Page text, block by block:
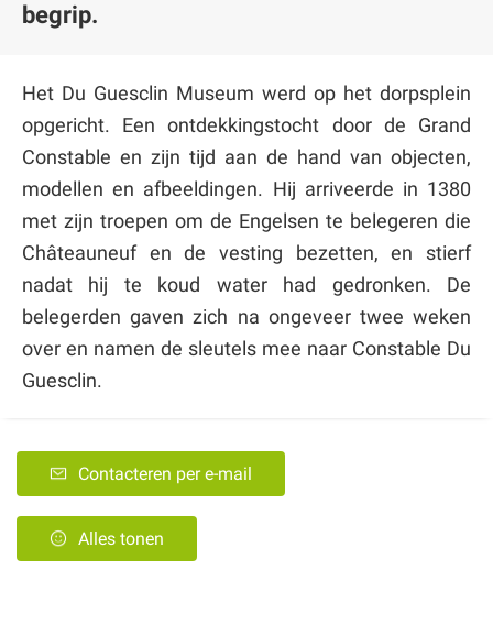
begrip.
Het Du Guesclin Museum werd op het dorpsplein
opgericht. Een ontdekkingstocht door de Grand
Constable en zijn tijd aan de hand van objecten,
modellen en afbeeldingen. Hij arriveerde in 1380
met zijn troepen om de Engelsen te belegeren die
Châteauneuf en de vesting bezetten, en stierf
nadat hij te koud water had gedronken. De
belegerden gaven zich na ongeveer twee weken
over en namen de sleutels mee naar Constable Du
Guesclin.
Contacteren per e-mail
Alles tonen